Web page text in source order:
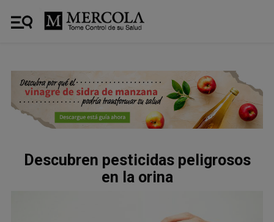
Descubren pesticidas peligrosos
en la orina